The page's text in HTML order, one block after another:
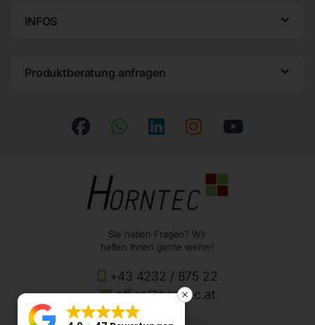
INFOS
Produktberatung anfragen
Sie haben Fragen? Wir
helfen Ihnen gerne weiter!
+43 4232 / 875 22
office@horntec.at